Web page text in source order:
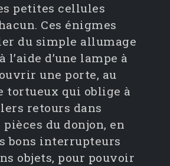
petites cellules
Ces énigmes
du simple allumage
l’aide d’une lampe à
une porte, au
tortueux qui oblige à
retours dans
du donjon, en
bons interrupteurs
objets, pour pouvoir